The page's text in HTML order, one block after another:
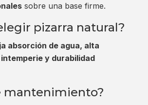
sobre una base firme.
pizarra natural?
absorción de agua, alta
y durabilidad
mantenimiento?